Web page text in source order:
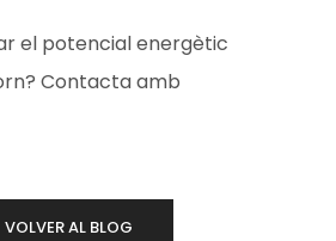
el potencial energètic
Contacta amb
VOLVER AL BLOG